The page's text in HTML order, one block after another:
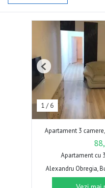
1 / 6
Previous
Apartament 3
Apartament cu
Alexandru Obregia,